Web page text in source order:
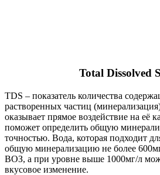
Total Dissolved
ТDS – показатель количества
растворенных частиц
оказывает прямое воздействие на её
поможет определить общую
точностью. Вода, которая подходит
общую минерализацию не более
ВОЗ, а при уровне выше 1000мг/л
вкусовое изменение.